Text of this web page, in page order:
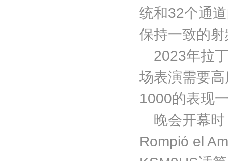
统和32个通
保持一致的
2023年拉
场表演需要
1000的表现
晚会开幕
Rompió el